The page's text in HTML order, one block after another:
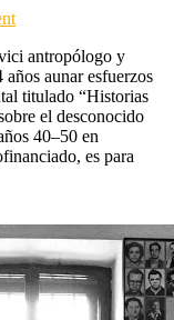
on
de
Bărăgan,recuerdos
de
la
Siberia
rumana
antropólogo y
aunar esfuerzos
titulado “Historias
el desconocido
40–50 en
es para